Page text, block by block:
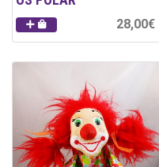
28,00€